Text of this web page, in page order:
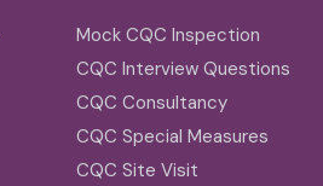
Mock CQC Inspection
CQC Interview Questions
CQC Consultancy
CQC Special Measures
CQC Site Visit